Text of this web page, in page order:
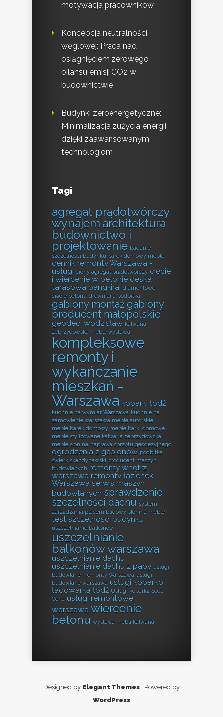
motywacja pracowników
Koncepcja neutralności
węglowej: Praca nad
osiągnięciem zerowego
bilansu emisji CO2 w
budownictwie
Budynki zeroenergetyczne:
Minimalizacja zużycia energii
dzięki zaawansowanym
technologiom
Tagi
agregat prądotwórczy
wynajem architektura
budownictwo i
projektowanie badanie
szczelności budynku barek domowy meble
cennik remonty Warszawa -
usługi cichy agregat prądotwórczy cięcie
i wiercenie w betonie deska
tarasowa bangkirai diamentowe
cięcie betonu drewniana podbitka
gabiony montażgabiony
producent małopolskie
geodeci wodzisław kalwaria
zebrzydowska meble wystawa
kompleksowe
remonty i
wykańczanie
mieszkań -
Warszawa koparki łódź
kuchnie na wymiar Warszawa kuchnie na
zamówienie warszawa meble autorskie
meble barek domowy meble barki domowe
meble stylizowane kalwaria zebrzydowska
meble słonina naprawa sprzętu geodezyjnego
ogrodzenia z gabionów podbitka
świerk skandynawski producent maszyn
budowlanych remonty wnętrz
warszawa remonty łazienek
Warszawa serwis maszyn
budowlanych sprawdzenie
szczelności dachu system
zarządzania placem budowy słonina meble
test szczelności budynku
uszczelnianie balkonów
uszczelnianie
balkonów warszawa
uszczelnianie dachu
uszczelnianie dachu z papy usługi
budowlane i remonty Warszawa usługi
budowlane warszawa usługi koparko
ładowarką łódź Usługi koparką Łódź
Cena usługi remontowe
warszawa wiercenie
betonu wystawa mebli kalwaria
Designed by Elegant Themes | Powered by
WordPress